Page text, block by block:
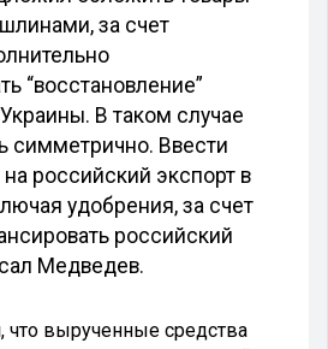
за счет
“восстановление”
В таком случае
симметрично. Ввести
российский экспорт в
удобрения, за счет
российский
Медведев.
что вырученные средства